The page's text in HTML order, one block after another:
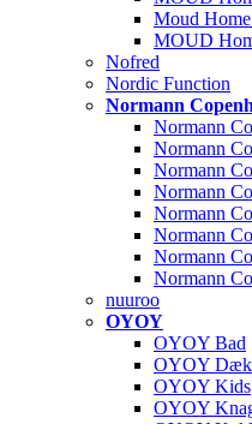
Moud
MOUD
Nofred
Nordic Function
Normann
Normann
Normann
Normann
Normann
Normann
Normann
Normann
Normann
nuuroo
OYOY
OYOY Bad
OYOY
OYOY Kids
OYOY